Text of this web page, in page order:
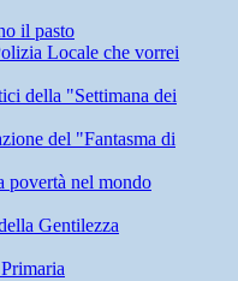
il pasto
Locale che vorrei
della "Settimana dei
del "Fantasma di
povertà nel mondo
Gentilezza